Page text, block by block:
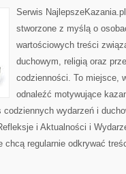
Serwis
stworzone z myślą o
wartościowych treści
duchowym, religią oraz
codzienności. To miejsce,
odnaleźć motywujące
wydarzeń i
i Aktualności i
chcą regularnie odkrywać